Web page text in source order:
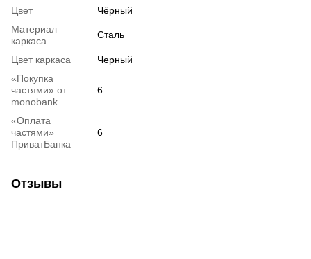
Цвет
Чёрный
Материал
каркаса
Сталь
Цвет каркаса
Черный
«Покупка
частями» от
monobank
6
«Оплата
частями»
ПриватБанка
6
Отзывы